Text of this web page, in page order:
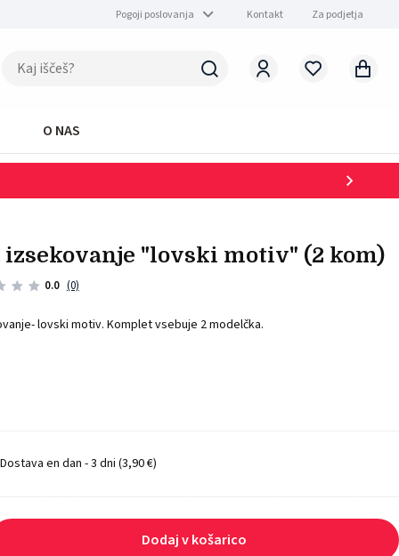
Pogoji poslovanja Kontakt Za podjetja
O NAS
izsekovanje "lovski motiv" (2 kom)
0.0 (0)
lovski motiv. Komplet vsebuje 2 modelčka.
Dostava en dan - 3 dni (3,90 €)
Dodaj v košarico